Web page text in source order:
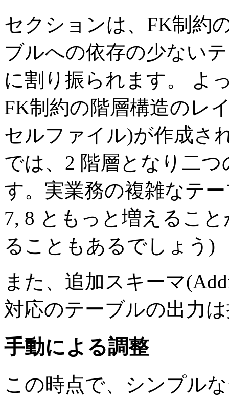
セクションは、FK制約
ブルへの依存の少ない
に割り振られます。 よ
FK制約の階層構造のレ
セルファイル)が作成さ
では、2 階層となり二
す。実業務の複雑なテ
7, 8 ともっと増えるこ
ることもあるでしょう)
また、追加スキーマ
対応のテーブルの出力
手動による調整
この時点で、シンプル